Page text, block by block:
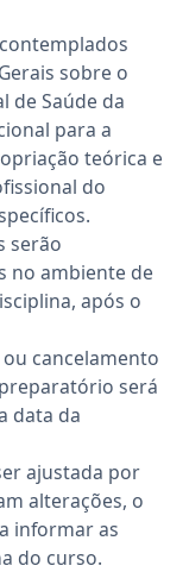
sobre o
de Saúde da
para a
teórica e
do
serão
no ambiente de
após o
cancelamento
será
data da
ajustada por
alterações, o
informar as
do curso.